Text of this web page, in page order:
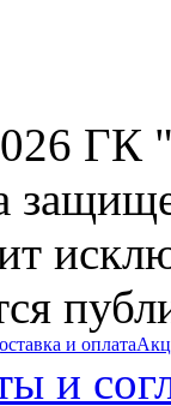
ГК
и оплата
и